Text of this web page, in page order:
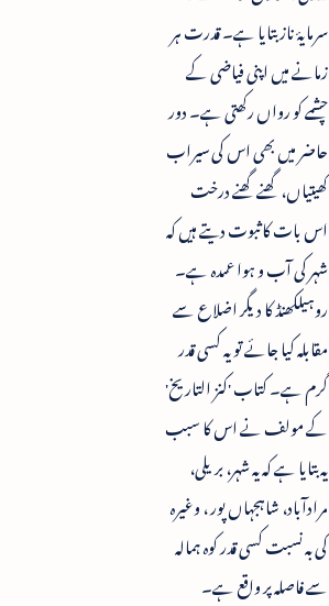
سرمایۂ ناز بتایا ہے۔ قدرت ہر
زمانے میں اپنی فیاضی کے
چشمے کو رواں رکھتی ہے۔ دور
حاضر میں بھی اس کی سیراب
کھیتیاں، گھنے گھنے درخت
اس بات کا ثبوت دیتے ہیں کہ
شہر کی آب و ہوا عمدہ ہے۔
روہیلکھنڈ کا دیگر اضلاع سے
مقابلہ کیا جائے تو یہ کسی قدر
گرم ہے۔ کتاب 'کنز التاریخ'
کے مولف نے اس کا سبب
یہ بتایا ہے کہ یہ شہر، بریلی،
مرادآباد، شاہجہاں پور ، وغیرہ
کی بہ نسبت کسی قدر کوہ ہمالہ
سے فاصلہ پر واقع ہے۔